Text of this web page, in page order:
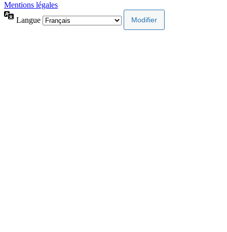
Mentions légales
Langue